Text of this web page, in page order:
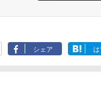
シェア は